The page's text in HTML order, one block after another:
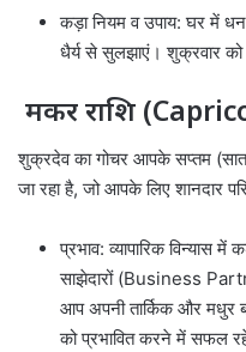
कड़ा नियम व उपाय: घर में धन
धैर्य से सुलझाएं। शुक्रवार
मकर राशि
शुक्रदेव का गोचर आपके सप्तम
जा रहा है, जो आपके लिए शानदार
प्रभाव: व्यापारिक विन्यास में
साझेदारों (Business
आप अपनी तार्किक और मधुर
को प्रभावित करने में सफल